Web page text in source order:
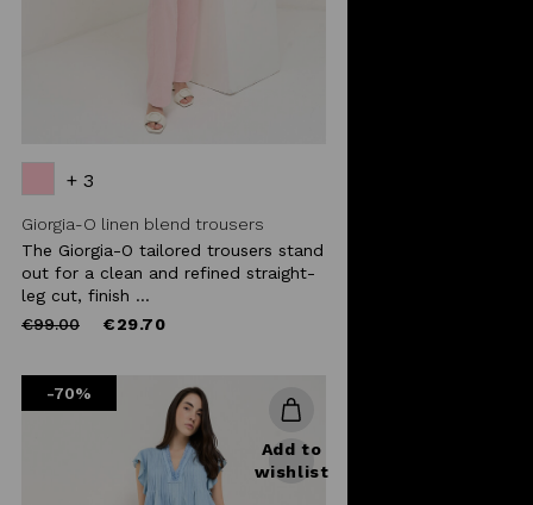
+ 3
Giorgia-O linen blend trousers
The Giorgia-O tailored trousers stand
out for a clean and refined straight-
leg cut, finish ...
Price
€99.00to €29.70
-70%
Add to
wishlist